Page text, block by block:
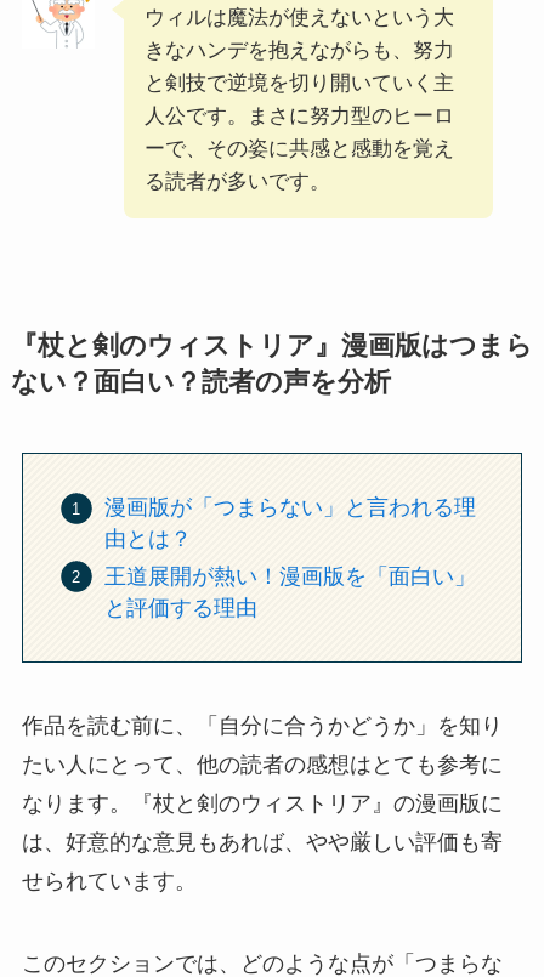
ウィルは魔法が使えないという大
きなハンデを抱えながらも、努力
と剣技で逆境を切り開いていく主
人公です。まさに努力型のヒーロ
ーで、その姿に共感と感動を覚え
る読者が多いです。
『杖と剣のウィストリア』漫画版はつまら
ない？面白い？読者の声を分析
漫画版が「つまらない」と言われる理
由とは？
王道展開が熱い！漫画版を「面白い」
と評価する理由
作品を読む前に、「自分に合うかどうか」を知り
たい人にとって、他の読者の感想はとても参考に
なります。『杖と剣のウィストリア』の漫画版に
は、好意的な意見もあれば、やや厳しい評価も寄
せられています。
このセクションでは、どのような点が「つまらな